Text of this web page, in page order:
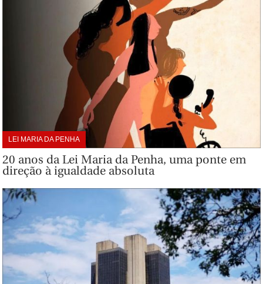
LEI MARIA DA PENHA
20 anos da Lei Maria da Penha, uma ponte em
direção à igualdade absoluta